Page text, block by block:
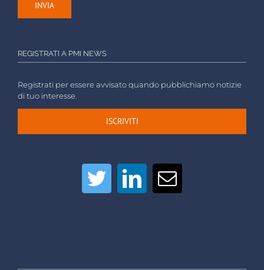
REGISTRATI A PMI NEWS
Registrati per essere avvisato quando pubblichiamo notizie
di tuo interesse.
ISCRIVITI